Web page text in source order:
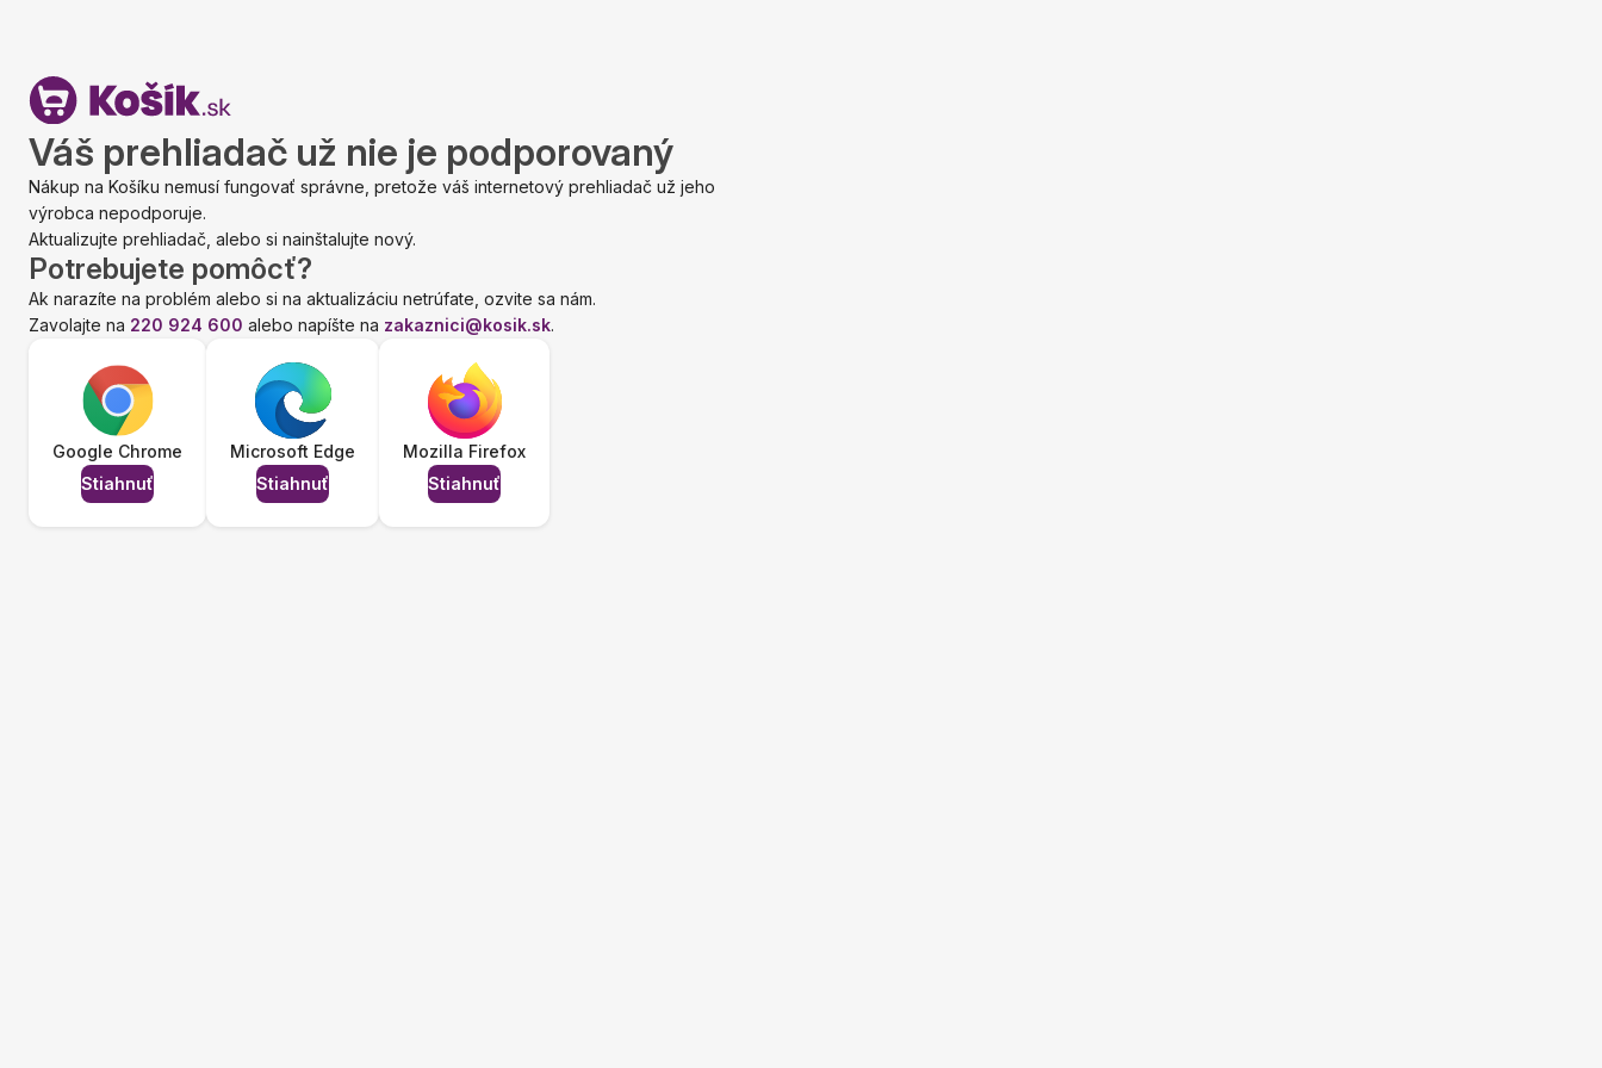
Váš prehliadač už nie je podporovaný
Nákup na Košíku nemusí fungovať správne, pretože váš internetový prehliadač už jeho
výrobca nepodporuje.
Aktualizujte prehliadač, alebo si nainštalujte nový.
Potrebujete pomôcť?
Ak narazíte na problém alebo si na aktualizáciu netrúfate, ozvite sa nám.
Zavolajte na 220 924 600 alebo napíšte na zakaznici@kosik.sk.
Google Chrome
Stiahnuť
Microsoft Edge
Stiahnuť
Mozilla Firefox
Stiahnuť